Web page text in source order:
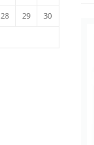
28 29 30